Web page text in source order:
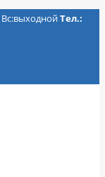
Вс:выходнойТел.: